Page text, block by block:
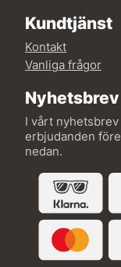
Kundtjänst
Kontakt
Vanliga frågor
Nyhetsbrev
I vårt
erbjudanden
nedan.